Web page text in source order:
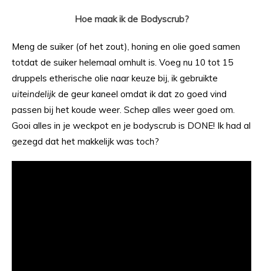
Hoe maak ik de Bodyscrub?
Meng de suiker (of het zout), honing en olie goed samen
totdat de suiker helemaal omhult is. Voeg nu 10 tot 15
druppels etherische olie naar keuze bij, ik gebruikte
uiteindelijk de geur kaneel omdat ik dat zo goed vind
passen bij het koude weer. Schep alles weer goed om.
Gooi alles in je weckpot en je bodyscrub is DONE! Ik had al
gezegd dat het makkelijk was toch?